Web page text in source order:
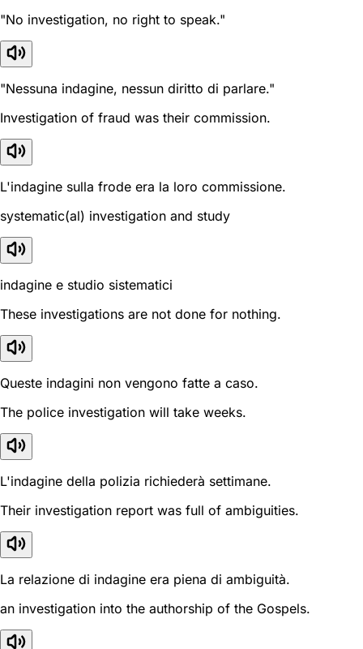
"No investigation, no right to speak."
"Nessuna indagine, nessun diritto di parlare."
Investigation of fraud was their commission.
L'indagine sulla frode era la loro commissione.
systematic(al) investigation and study
indagine e studio sistematici
These investigations are not done for nothing.
Queste indagini non vengono fatte a caso.
The police investigation will take weeks.
L'indagine della polizia richiederà settimane.
Their investigation report was full of ambiguities.
La relazione di indagine era piena di ambiguità.
an investigation into the authorship of the Gospels.